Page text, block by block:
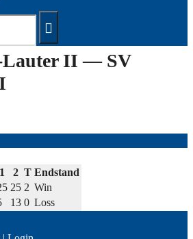
Lauter II — SV
1 2 T Endstand
25 2 Win
13 0 Loss